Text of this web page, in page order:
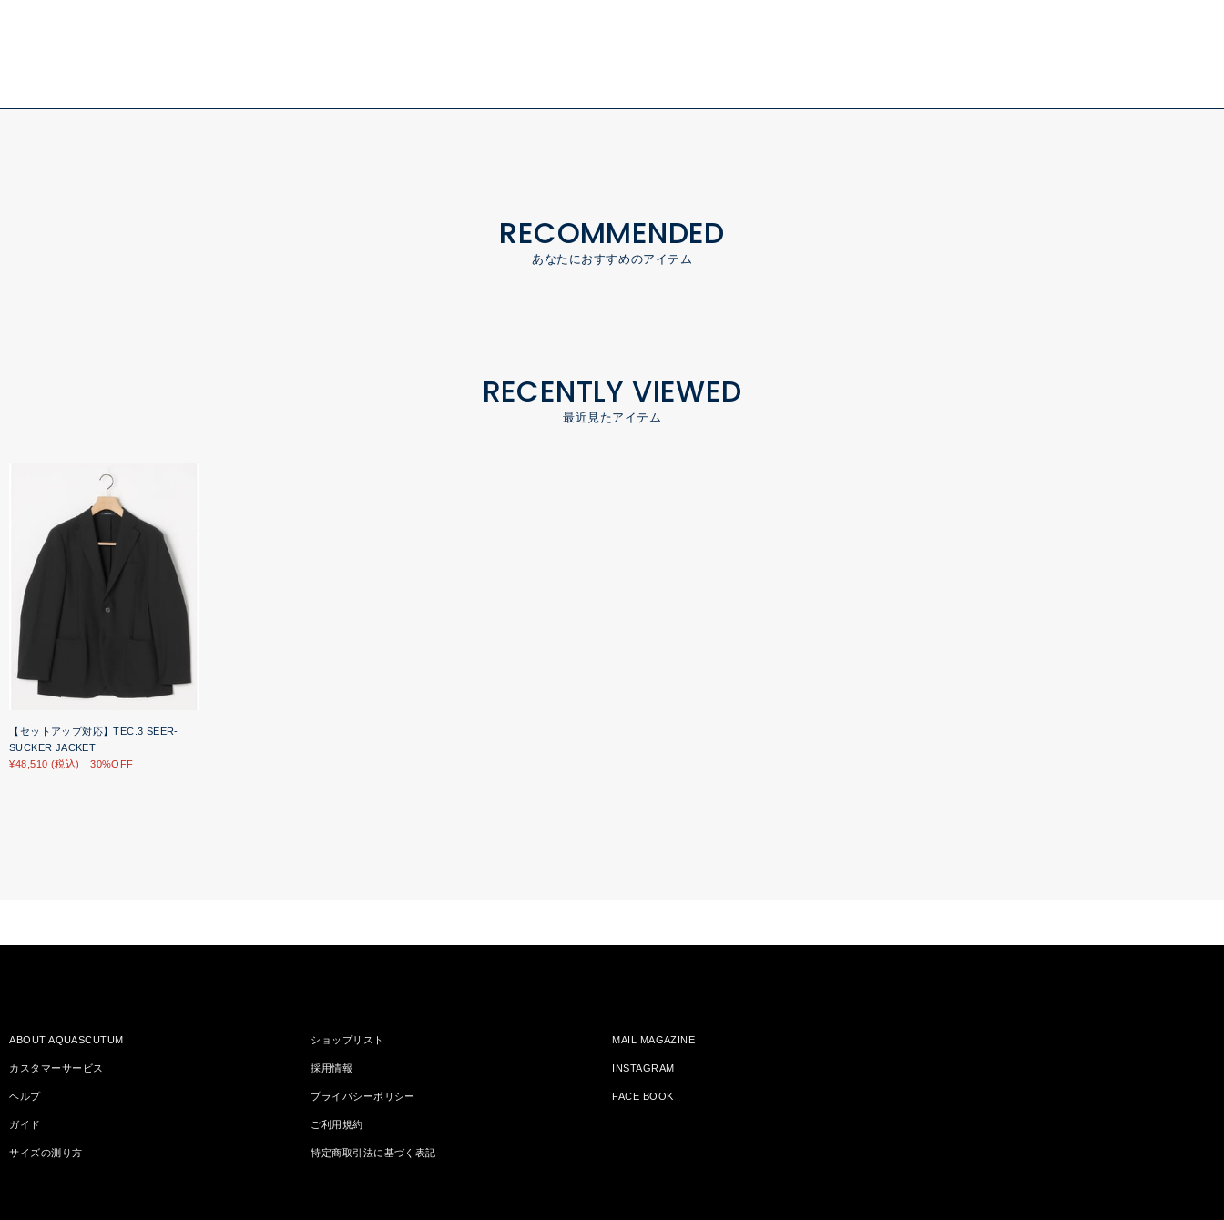
RECOMMENDED
あなたにおすすめのアイテム
RECENTLY VIEWED
最近見たアイテム
【セットアップ対応】TEC.3 SEER-
SUCKER JACKET
¥48,510 (税込) 30%OFF
ABOUT AQUASCUTUM
カスタマーサービス
ヘルプ
ガイド
サイズの測り方
ショップリスト
採用情報
プライバシーポリシー
ご利用規約
特定商取引法に基づく表記
MAIL MAGAZINE
INSTAGRAM
FACE BOOK